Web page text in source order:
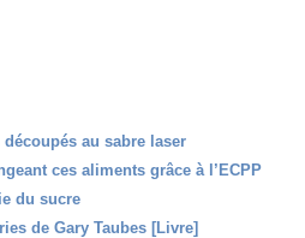
au sabre laser
ces aliments grâce à l’ECPP
du sucre
de Gary Taubes [Livre]